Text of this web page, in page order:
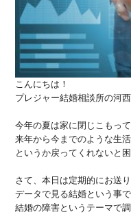
こんにちは！
プレジャー結婚相談所の河西
今年の夏は家に閉じこもって
来年から今までのような生
というか戻ってくれないと
さて、本日は定期的にお送
データで見る結婚という事で
結婚の障害というテーマで調